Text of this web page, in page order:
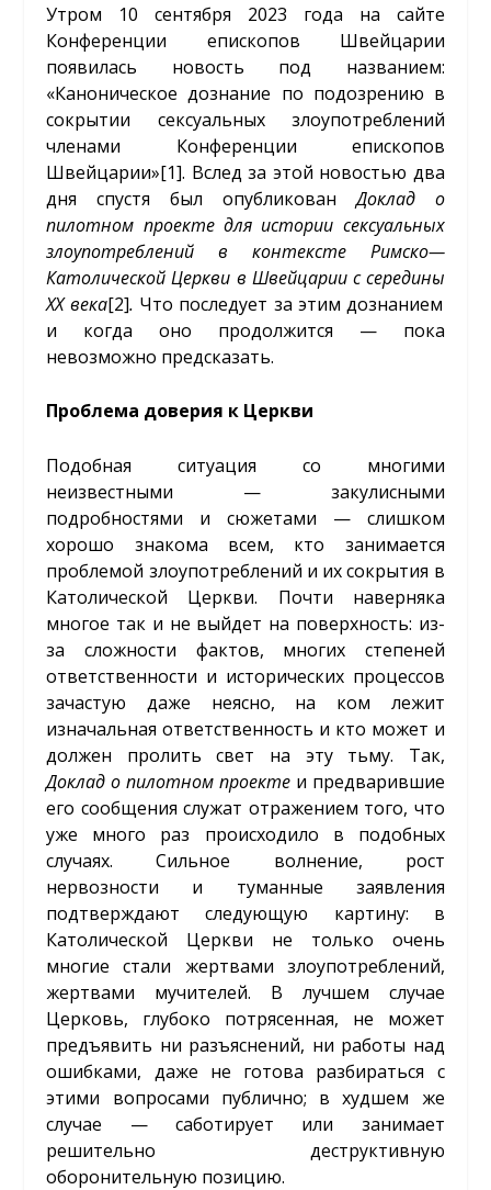
Утром 10 сентября 2023 года на сайте
Конференции епископов Швейцарии
появилась новость под названием:
«Каноническое дознание по подозрению в
сокрытии сексуальных злоупотреблений
членами Конференции епископов
Швейцарии»[1]. Вслед за этой новостью два
дня спустя был опубликованДоклад
о
пилотном проекте для истории сексуальных
злоупотреблений
в контексте Римско—
Католической Церкви в Швейцарии с середины
XXвека[2]. Что последует за этим дознанием
и когда оно продолжится — пока
невозможно предсказать.
Проблема доверия к Церкви
Подобная ситуация со многими
неизвестными — закулисными
подробностями и сюжетами — слишком
хорошо знакома всем, кто занимается
проблемой злоупотреблений и их сокрытия в
Католической Церкви. Почти наверняка
многое так и не выйдет на поверхность: из-
за сложности фактов, многих степеней
ответственности и исторических процессов
зачастую даже неясно, на ком лежит
изначальная ответственность и кто может и
должен пролить свет на эту тьму. Так,
Доклад о пилотном проектеи предварившие
его сообщения служат отражением того, что
уже много раз происходило в подобных
случаях. Сильное волнение, рост
нервозности и туманные заявления
подтверждают следующую картину: в
Католической Церкви не только очень
многие стали жертвами злоупотреблений,
жертвами мучителей. В лучшем случае
Церковь, глубоко потрясенная, не может
предъявить ни разъяснений, ни работы над
ошибками, даже не готова разбираться с
этими вопросами публично; в худшем же
случае — саботирует или занимает
решительно деструктивную
оборонительную позицию.